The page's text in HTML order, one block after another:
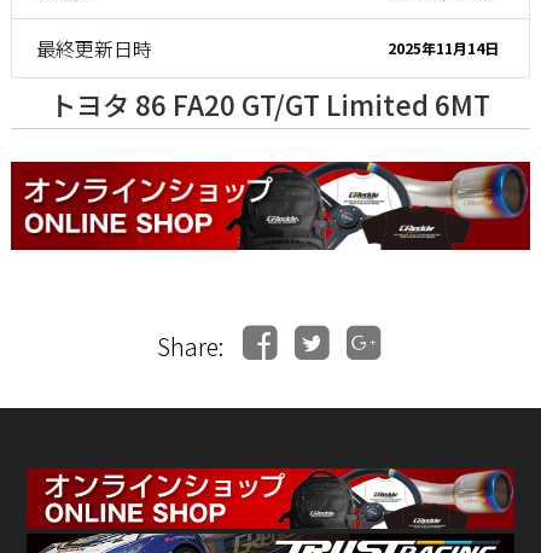
最終更新日時 2025年11月14日
トヨタ 86 FA20 GT/GT Limited 6MT
Share: